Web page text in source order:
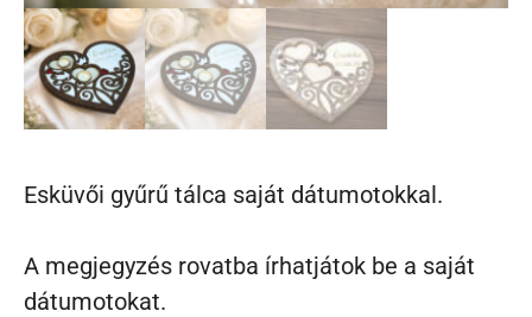
Esküvői gyűrű tálca saját dátumotokkal.
A megjegyzés rovatba írhatjátok be a saját
dátumotokat.